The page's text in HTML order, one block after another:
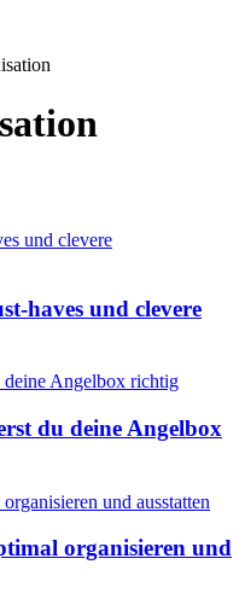
haves und clevere
du deine Angelbox
organisieren und